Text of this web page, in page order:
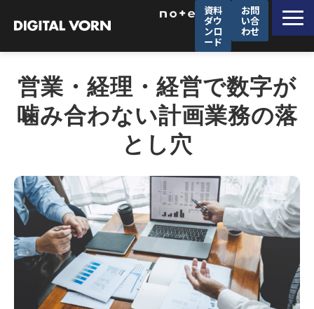
資料
ダウ
ンロ
ード
お問
い合
わせ
ソリューション一覧
サービス一覧
導入事例
企業情報
採用情報
営業・経理・経営で数字が
噛み合わない計画業務の落
とし穴